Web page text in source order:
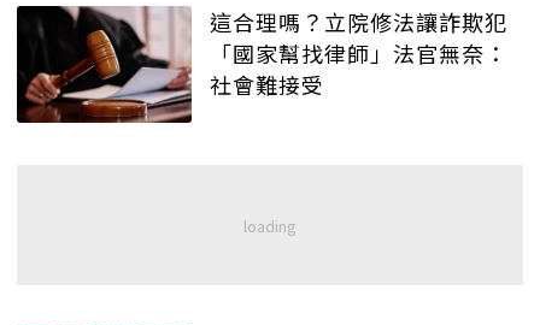
這合理嗎？立院修法讓詐欺犯
「國家幫找律師」法官無奈：
社會難接受